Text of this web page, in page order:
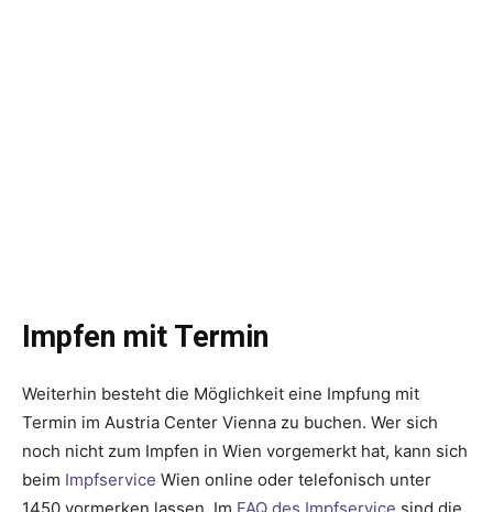
Impfen mit Termin
Weiterhin besteht die Möglichkeit eine Impfung mit
Termin im Austria Center Vienna zu buchen. Wer sich
noch nicht zum Impfen in Wien vorgemerkt hat, kann sich
beim Impfservice Wien online oder telefonisch unter